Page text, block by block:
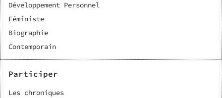
Développement Personnel
Féministe
Biographie
Contemporain
Participer
Les chroniques